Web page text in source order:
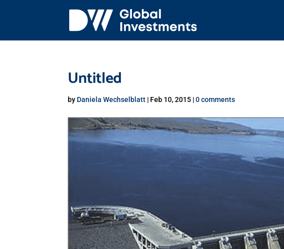
Untitled
by Daniela Wechselblatt | Feb 10, 2015 |0 comments